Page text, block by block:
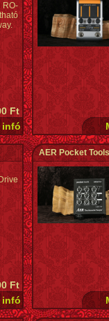
RO-
Ft
Ft
AER Pocket